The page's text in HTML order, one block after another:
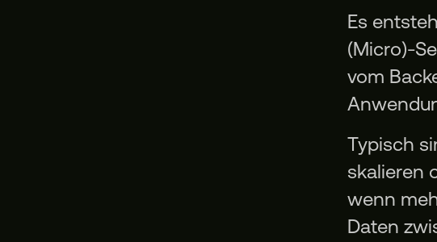
Es
(Micro)-
vom
Typisch
skalieren
wenn
Daten